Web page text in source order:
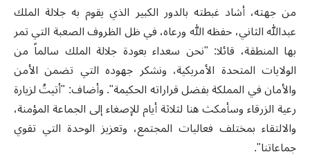
من جهته، أشاد غبطته بالدور الكبير الذي يقوم به جلالة الملك
عبدالله الثاني، حفظه الله ورعاه، في ظل الظروف الصعبة التي تمر
بها المنطقة، قائلا: "نحن سعداء بعودة جلالة الملك سالماً من
الولايات المتحدة الأمريكية، ونشكر جهوده التي تضمن الأمن
والأمان في المملكة بفضل قراراته الحكيمة". وأضاف: "أتيتُ لزيارة
رعية الزرقاء وسأمكث هنا لثلاثة أيام للإصغاء إلى الجماعة المؤمنة،
والالتقاء بمختلف فعاليات المجتمع، وتعزيز الوحدة التي تقوي
جماعاتنا".